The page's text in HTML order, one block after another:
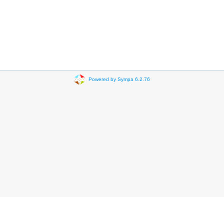
Powered by Sympa 6.2.76